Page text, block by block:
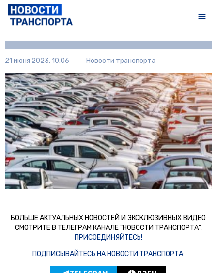
21 июня 2023, 10:06 Новости транспорта
БОЛЬШЕ АКТУАЛЬНЫХ НОВОСТЕЙ И ЭКСКЛЮЗИВНЫХ ВИДЕО
СМОТРИТЕ В ТЕЛЕГРАМ КАНАЛЕ "НОВОСТИ ТРАНСПОРТА".
ПРИСОЕДИНЯЙТЕСЬ!
ПОДПИСЫВАЙТЕСЬ НА НОВОСТИ ТРАНСПОРТА: